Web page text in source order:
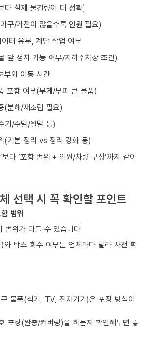
다 실제 물건량이 더 정확)
구/가전이 많을수록 인원 필요)
터 유무, 계단 작업 여부
앞 정차 가능 여부/지하주차장 조건)
부와 이동 시간
포함 여부(무게/부피 큰 물품)
(분해/재조립 필요)
기/주말/월말 등)
(기본 정리 vs 정리 강화 등)
보다 ‘포함 범위 + 인원/차량 구성’까지 같이
선택 시 꼭 확인할 포인트
범위
범위가 다를 수 있습니다
와 박스 회수 여부는 업체마다 달라 사전 확
물품(식기, TV, 전자기기)은 포장 방식이
포장(완충/커버링)을 하는지 확인해두면 좋